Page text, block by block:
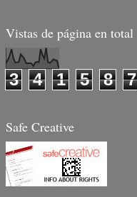
Vistas de página en total
3 4 1 5 8 7
Safe Creative